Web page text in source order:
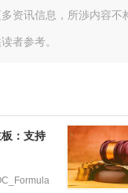
资讯信息，所渉内容
者参考。
：支持